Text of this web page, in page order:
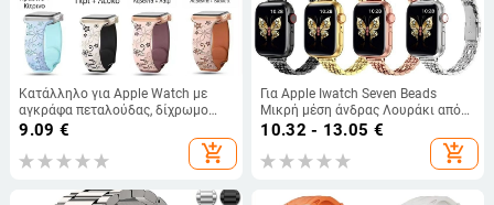
Κατάλληλο για Apple Watch με
αγκράφα πεταλούδας, δίχρωμο
σκαλιστό λουράκι σιλικόνης,
ανάγλυφη χάραξη για iWatch
9.09 €
add_shopping_cart
Για Apple Iwatch Seven Beads
Μικρή μέση άνδρας Λουράκι από
ανοξείδωτο ατσάλι Applewatch
Πτυσσόμενο μεταλλικό λουράκι
ρολογιού
10.32 - 13.05 €
add_shopping_cart